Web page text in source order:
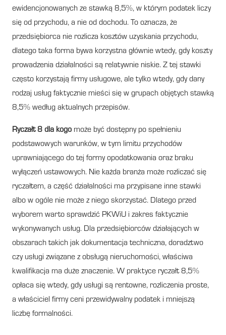
ewidencjonowanych ze stawką 8,5%, w którym podatek liczy
się od przychodu, a nie od dochodu. To oznacza, że
przedsiębiorca nie rozlicza kosztów uzyskania przychodu,
dlatego taka forma bywa korzystna głównie wtedy, gdy koszty
prowadzenia działalności są relatywnie niskie. Z tej stawki
często korzystają firmy usługowe, ale tylko wtedy, gdy dany
rodzaj usług faktycznie mieści się w grupach objętych stawką
8,5% według aktualnych przepisów.
Ryczałt 8 dla kogo może być dostępny po spełnieniu
podstawowych warunków, w tym limitu przychodów
uprawniającego do tej formy opodatkowania oraz braku
wyłączeń ustawowych. Nie każda branża może rozliczać się
ryczałtem, a część działalności ma przypisane inne stawki
albo w ogóle nie może z niego skorzystać. Dlatego przed
wyborem warto sprawdzić PKWiU i zakres faktycznie
wykonywanych usług. Dla przedsiębiorców działających w
obszarach takich jak dokumentacja techniczna, doradztwo
czy usługi związane z obsługą nieruchomości, właściwa
kwalifikacja ma duże znaczenie. W praktyce ryczałt 8,5%
opłaca się wtedy, gdy usługi są rentowne, rozliczenia proste,
a właściciel firmy ceni przewidywalny podatek i mniejszą
liczbę formalności.